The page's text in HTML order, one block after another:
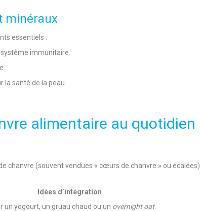
minéraux
essentiels :
système immunitaire.
la santé de la peau.
alimentaire au quotidien
chanvre (souvent vendues « cœurs de chanvre » ou écalées)
Idées d’intégration
un yogourt, un gruau chaud ou un overnight oat.